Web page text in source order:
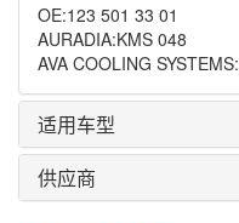
OE:123 501 33 01
AURADIA:KMS 048
AVA COOLING SYSTEMS:
适用车型
供应商